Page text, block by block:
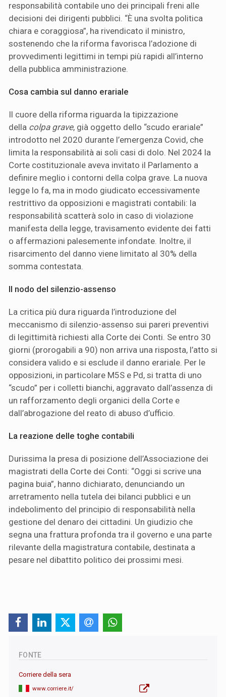
responsabilità contabile uno dei principali freni alle
decisioni dei dirigenti pubblici. “È una svolta politica
chiara e coraggiosa”, ha rivendicato il ministro,
sostenendo che la riforma favorisca l’adozione di
provvedimenti legittimi in tempi più rapidi all’interno
della pubblica amministrazione.
Cosa cambia sul danno erariale
Il cuore della riforma riguarda la tipizzazione
della colpa grave, già oggetto dello “scudo erariale”
introdotto nel 2020 durante l’emergenza Covid, che
limita la responsabilità ai soli casi di dolo. Nel 2024 la
Corte costituzionale aveva invitato il Parlamento a
definire meglio i contorni della colpa grave. La nuova
legge lo fa, ma in modo giudicato eccessivamente
restrittivo da opposizioni e magistrati contabili: la
responsabilità scatterà solo in caso di violazione
manifesta della legge, travisamento evidente dei fatti
o affermazioni palesemente infondate. Inoltre, il
risarcimento del danno viene limitato al 30% della
somma contestata.
Il nodo del silenzio-assenso
La critica più dura riguarda l’introduzione del
meccanismo di silenzio-assenso sui pareri preventivi
di legittimità richiesti alla Corte dei Conti. Se entro 30
giorni (prorogabili a 90) non arriva una risposta, l’atto si
considera valido e si esclude il danno erariale. Per le
opposizioni, in particolare M5S e Pd, si tratta di uno
“scudo” per i colletti bianchi, aggravato dall’assenza di
un rafforzamento degli organici della Corte e
dall’abrogazione del reato di abuso d’ufficio.
La reazione delle toghe contabili
Durissima la presa di posizione dell’Associazione dei
magistrati della Corte dei Conti: “Oggi si scrive una
pagina buia”, hanno dichiarato, denunciando un
arretramento nella tutela dei bilanci pubblici e un
indebolimento del principio di responsabilità nella
gestione del denaro dei cittadini. Un giudizio che
segna una frattura profonda tra il governo e una parte
rilevante della magistratura contabile, destinata a
pesare nel dibattito politico dei prossimi mesi.
FONTE
Corriere della sera
www.corriere.it/